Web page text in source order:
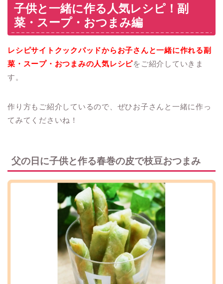
子供と一緒に作る人気レシピ！副
菜・スープ・おつまみ編
レシピサイトクックパッドからお子さんと一緒に作れる副
菜・スープ・おつまみの人気レシピをご紹介していきま
す。
作り方もご紹介しているので、ぜひお子さんと一緒に作っ
てみてくださいね！
父の日に子供と作る春巻の皮で枝豆おつまみ